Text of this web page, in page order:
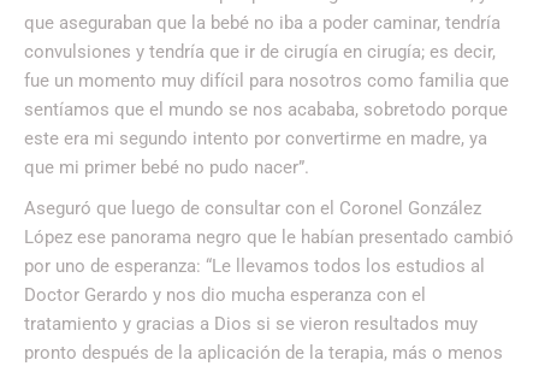
que aseguraban que la bebé no iba a poder caminar, tendría
convulsiones y tendría que ir de cirugía en cirugía; es decir,
fue un momento muy difícil para nosotros como familia que
sentíamos que el mundo se nos acababa, sobretodo porque
este era mi segundo intento por convertirme en madre, ya
que mi primer bebé no pudo nacer”.
Aseguró que luego de consultar con el Coronel González
López ese panorama negro que le habían presentado cambió
por uno de esperanza: “Le llevamos todos los estudios al
Doctor Gerardo y nos dio mucha esperanza con el
tratamiento y gracias a Dios si se vieron resultados muy
pronto después de la aplicación de la terapia, más o menos